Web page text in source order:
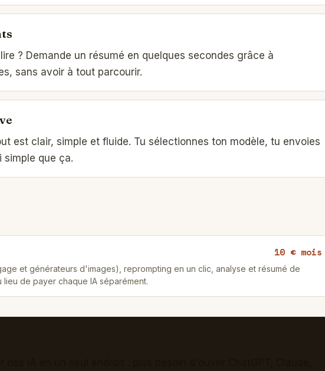
? Demande un résumé en quelques secondes grâce à
sans avoir à tout parcourir.
est clair, simple et fluide. Tu sélectionnes ton modèle, tu envoies
simple que ça.
10 € mois
et générateurs d'images), reprompting en un clic, analyse et résumé de
lieu de payer chaque IA séparément.